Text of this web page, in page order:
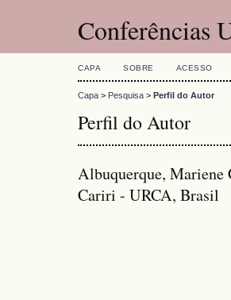
Conferências
CAPA SOBRE ACESSO
Capa > Pesquisa > Perfil do Autor
Perfil do Autor
Albuquerque, Mariene
Cariri - URCA, Brasil